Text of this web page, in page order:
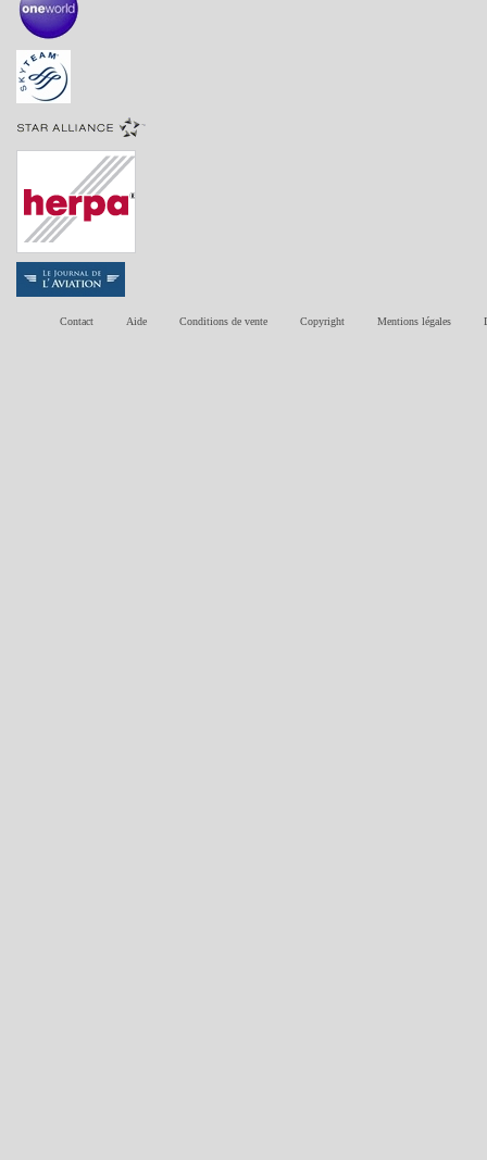
Contact Aide Conditions de vente Copyright Mentions légales